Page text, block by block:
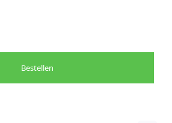
Bestellen